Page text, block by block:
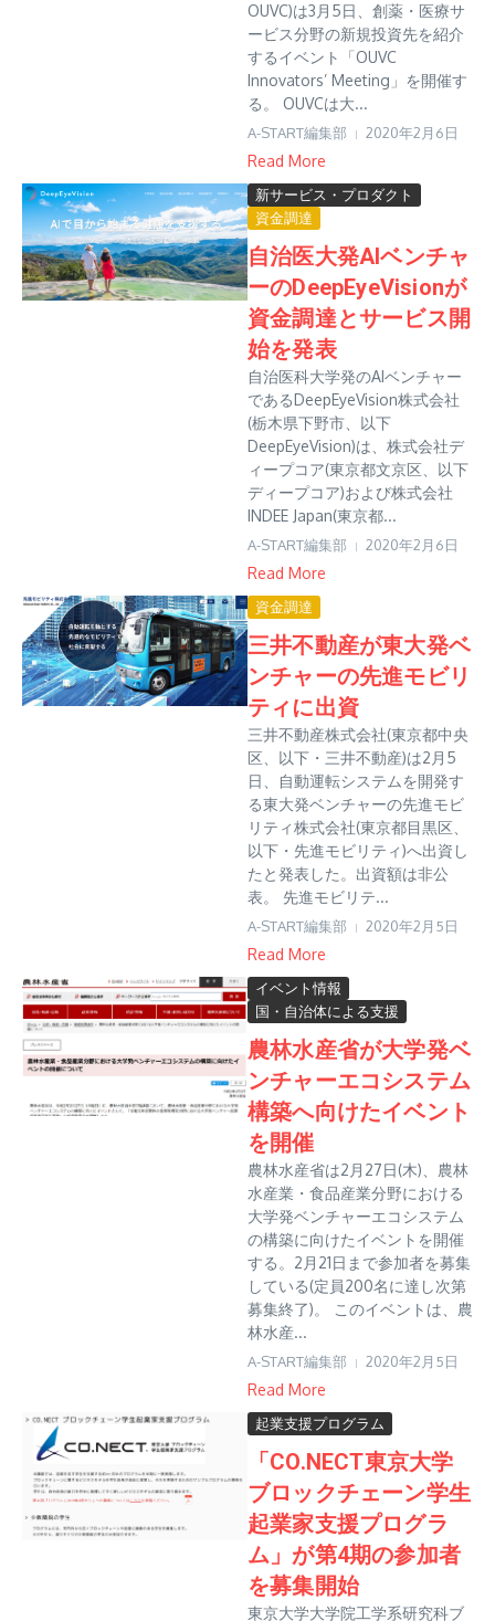
OUVC)は3月5日、創薬・医療サ
ービス分野の新規投資先を紹介
するイベント「OUVC
Innovators’ Meeting」を開催す
る。 OUVCは大...
A-START編集部 2020年2月6日
Read More
新サービス・プロダクト
資金調達
自治医大発AIベンチャ
ーのDeepEyeVisionが
資金調達とサービス開
始を発表
自治医科大学発のAIベンチャー
であるDeepEyeVision株式会社
(栃木県下野市、以下
DeepEyeVision)は、株式会社デ
ィープコア(東京都文京区、以下
ディープコア)および株式会社
INDEE Japan(東京都...
A-START編集部 2020年2月6日
Read More
資金調達
三井不動産が東大発ベ
ンチャーの先進モビリ
ティに出資
三井不動産株式会社(東京都中央
区、以下・三井不動産)は2月5
日、自動運転システムを開発す
る東大発ベンチャーの先進モビ
リティ株式会社(東京都目黒区、
以下・先進モビリティ)へ出資し
たと発表した。出資額は非公
表。 先進モビリテ...
A-START編集部 2020年2月5日
Read More
イベント情報
国・自治体による支援
農林水産省が大学発ベ
ンチャーエコシステム
構築へ向けたイベント
を開催
農林水産省は2月27日(木)、農林
水産業・食品産業分野における
大学発ベンチャーエコシステム
の構築に向けたイベントを開催
する。2月21日まで参加者を募集
している(定員200名に達し次第
募集終了)。 このイベントは、農
林水産...
A-START編集部 2020年2月5日
Read More
起業支援プログラム
「CO.NECT東京大学
ブロックチェーン学生
起業家支援プログラ
ム」が第4期の参加者
を募集開始
東京大学大学院工学系研究科ブ